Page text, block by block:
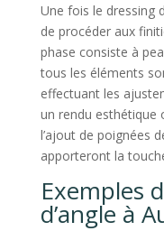
Une fois le dressing
de procéder aux
phase consiste à
tous les éléments
effectuant les
un rendu esthétique
l’ajout de poignées
apporteront la
Exemples
d’angle à